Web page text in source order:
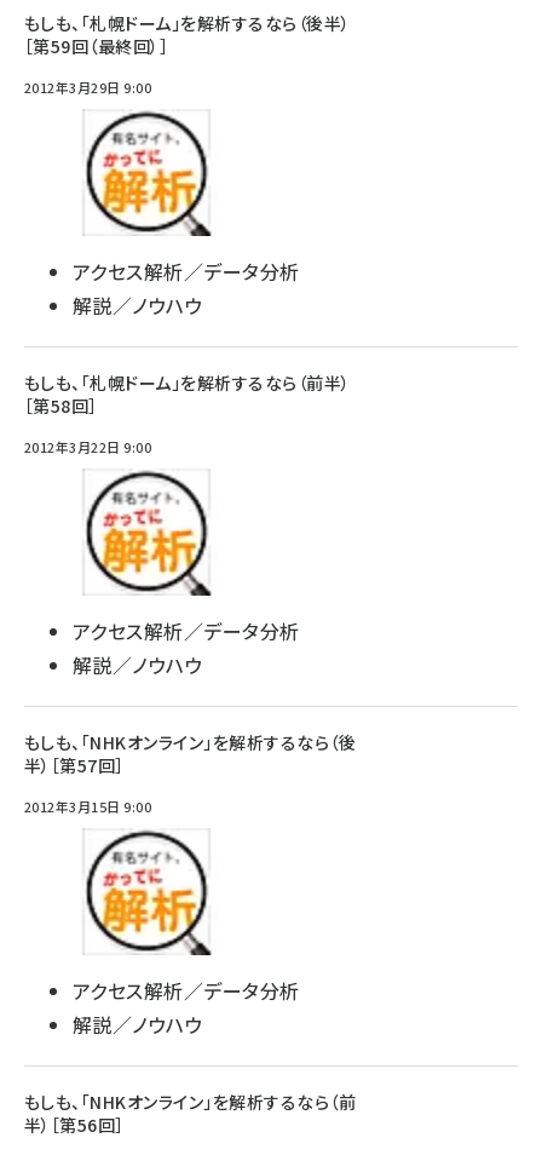
もしも、「札幌ドーム」を解析するなら（後半）
［第59回（最終回）］
2012年3月29日 9:00
アクセス解析／データ分析
解説／ノウハウ
もしも、「札幌ドーム」を解析するなら（前半）
［第58回］
2012年3月22日 9:00
アクセス解析／データ分析
解説／ノウハウ
もしも、「NHKオンライン」を解析するなら（後
半）［第57回］
2012年3月15日 9:00
アクセス解析／データ分析
解説／ノウハウ
もしも、「NHKオンライン」を解析するなら（前
半）［第56回］